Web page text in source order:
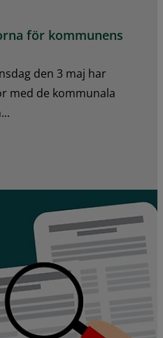
för kommunens
den 3 maj har
med de kommunala